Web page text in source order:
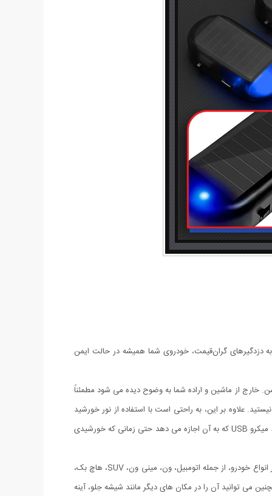
به دزدگیرهای گران‌قیمت، خودروی شما همیشه در حالت ایمن
چراغ هشدار مینی خودکار که چشمک می زند فاصله 5 ثانیه ای ثابت روشنایی روشن. خارج از ماشین و اراده شما به وضوح دیده می شود مطمئناً
علاوه بر این، به راحتی است با استفاده از نور خورشید
تغذیه می شود بنابراین می تواند شارژ خودکار در طول روز و برای جلوگیری از هرگونه تلاشی، تمام شب را با نور چشمک بزنید. همچنین دارای یک رابط میکرو USB که به آن اجازه می دهد حتی زمانی که خورشیدی
این چراغ ضد سرقت از مواد بادوام و LED با ماندگاری طولانی که می تواند پس از سال ها استفاده بدون آسیب، بدون نقص کار کند. مناسب برای اکثر انواع خودرو، از جمله اتومبیل، ون، مینی ون، SUV، هاچ بک،
می توانید آن را در مکان های دیگر مانند شیشه جلو، آینه